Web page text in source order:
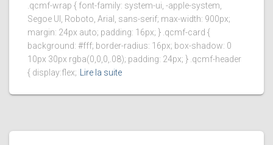
.qcmf-wrap { font-family: system-ui, -apple-system,
Segoe UI, Roboto, Arial, sans-serif; max-width: 900px;
margin: 24px auto; padding: 16px; } .qcmf-card {
background: #fff; border-radius: 16px; box-shadow: 0
10px 30px rgba(0,0,0,.08); padding: 24px; } .qcmf-header
{ display:flex; Lire la suite